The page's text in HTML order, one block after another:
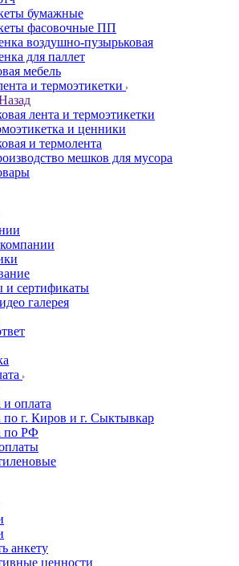
бумажные
фасовочные ПП
воздушно-пузырьковая
для паллет
мебель
и термоэтикетки
лента и термоэтикетки
и ценники
и термолента
мешков для мусора
сертификаты
галерея
и оплата
по г. Киров и г. Сыктывкар
по РФ
анкету
ценности